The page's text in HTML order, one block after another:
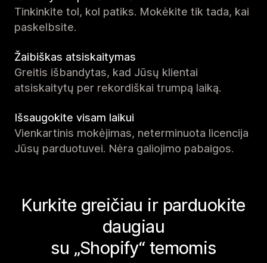
Tinkinkite tol, kol patiks. Mokėkite tik tada, kai
paskelbsite.
Žaibiškas atsiskaitymas
Greitis išbandytas, kad Jūsų klientai
atsiskaitytų per rekordiškai trumpą laiką.
Išsaugokite visam laikui
Vienkartinis mokėjimas, neterminuota licencija
Jūsų parduotuvei. Nėra galiojimo pabaigos.
Kurkite greičiau ir parduokite
daugiau
su „Shopify“ temomis